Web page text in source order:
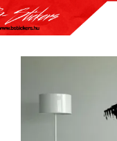
Kihagyás